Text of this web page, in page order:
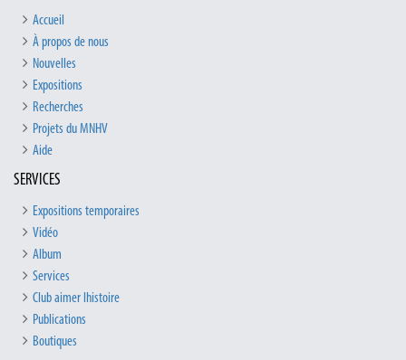
Accueil
À propos de nous
Nouvelles
Expositions
Recherches
Projets du MNHV
Aide
SERVICES
Expositions temporaires
Vidéo
Album
Services
Club aimer lhistoire
Publications
Boutiques